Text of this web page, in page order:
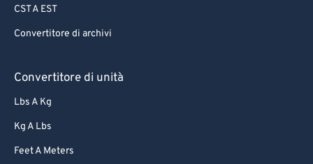
CST A EST
Convertitore di archivi
Convertitore di unità
Lbs A Kg
Kg A Lbs
Feet A Meters